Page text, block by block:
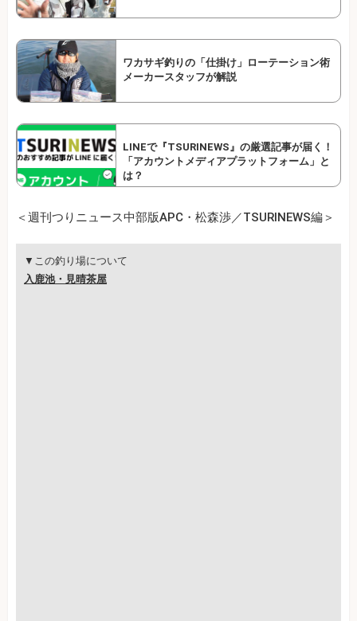
ワカサギ釣りの「仕掛け」ローテーション術
メーカースタッフが解説
LINEで『TSURINEWS』の厳選記事が届く！
「アカウントメディアプラットフォーム」と
は？
＜週刊つりニュース中部版APC・松森渉／TSURINEWS編＞
▼この釣り場について
入鹿池・見晴茶屋